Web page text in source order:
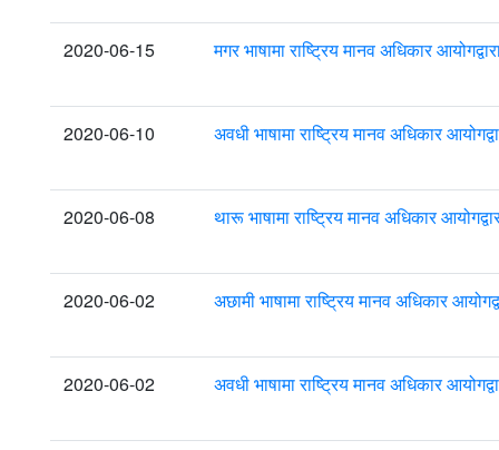
2020-06-15 मगर भाषामा राष्ट्रिय मानव अधिकार
2020-06-10 अवधी भाषामा राष्ट्रिय मानव अधिकार
2020-06-08 थारू भाषामा राष्ट्रिय मानव अधिकार
2020-06-02 अछामी भाषामा राष्ट्रिय मानव अधिकार
2020-06-02 अवधी भाषामा राष्ट्रिय मानव अधिकार